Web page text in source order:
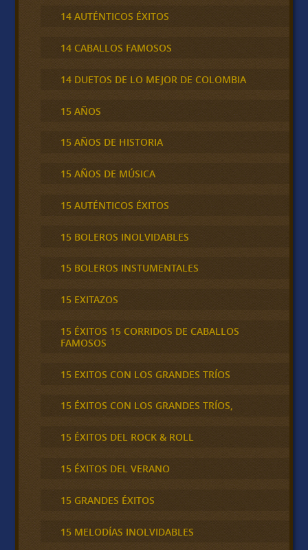
14 AUTÉNTICOS ÉXITOS
14 CABALLOS FAMOSOS
14 DUETOS DE LO MEJOR DE COLOMBIA
15 AÑOS
15 AÑOS DE HISTORIA
15 AÑOS DE MÚSICA
15 AUTÉNTICOS ÉXITOS
15 BOLEROS INOLVIDABLES
15 BOLEROS INSTUMENTALES
15 EXITAZOS
15 ÉXITOS 15 CORRIDOS DE CABALLOS
FAMOSOS
15 EXITOS CON LOS GRANDES TRÍOS
15 ÉXITOS CON LOS GRANDES TRÍOS,
15 ÉXITOS DEL ROCK & ROLL
15 ÉXITOS DEL VERANO
15 GRANDES ÉXITOS
15 MELODÍAS INOLVIDABLES